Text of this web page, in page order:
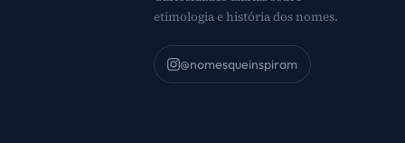
etimologia e história dos nomes.
@nomesqueinspiram